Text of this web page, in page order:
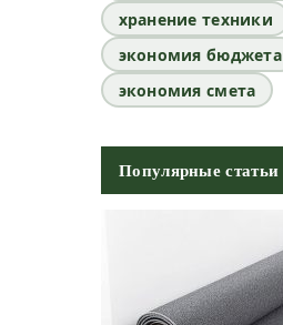
хранение техники
экономия бюджета
экономия смета
Популярные статьи